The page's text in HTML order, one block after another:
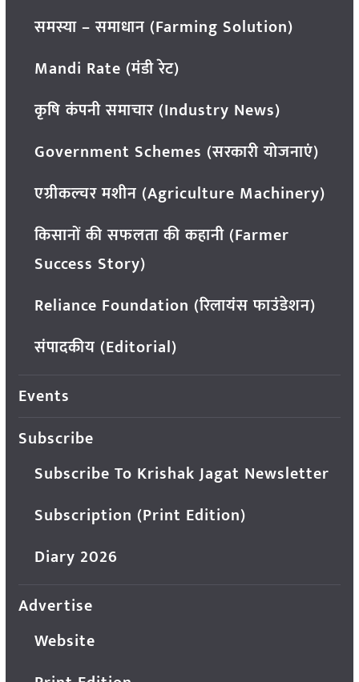
समस्या – समाधान (Farming Solution)
Mandi Rate (मंडी रेट)
कृषि कंपनी समाचार (Industry News)
Government Schemes (सरकारी योजनाएं)
एग्रीकल्चर मशीन (Agriculture Machinery)
किसानों की सफलता की कहानी (Farmer
Success Story)
Reliance Foundation (रिलायंस फाउंडेशन)
संपादकीय (Editorial)
Events
Subscribe
Subscribe To Krishak Jagat Newsletter
Subscription (Print Edition)
Diary 2026
Advertise
Website